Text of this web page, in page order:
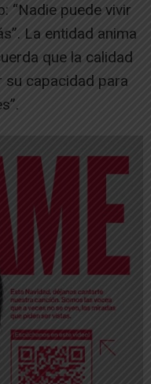
“Nadie puede vivir
La entidad anima
que la calidad
su capacidad para